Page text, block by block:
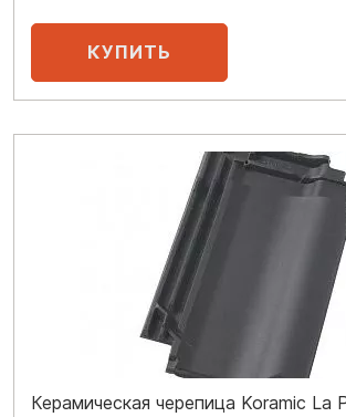
Керамическая черепица Koramic La